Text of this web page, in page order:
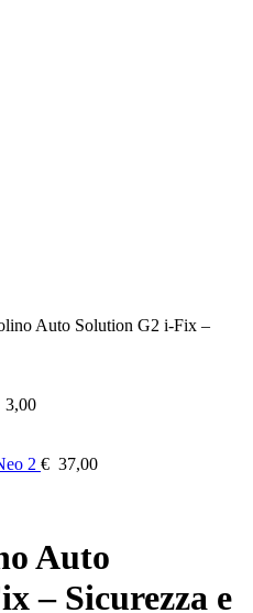
Auto Solution G2 i-Fix –
3,00
2 € 37,00
Auto
– Sicurezza e